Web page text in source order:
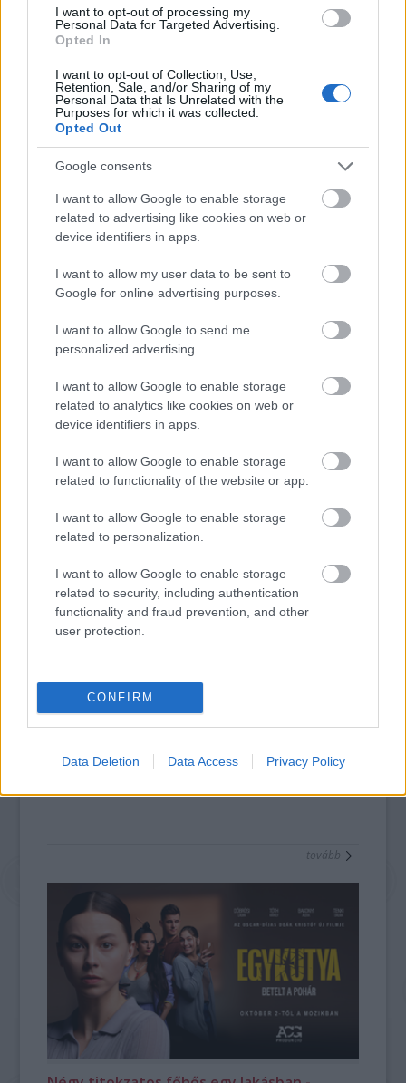
I want to opt-out of processing my
Personal Data for Targeted Advertising.
Opted In
I want to opt-out of Collection, Use,
Retention, Sale, and/or Sharing of my
Personal Data that Is Unrelated with the
Purposes for which it was collected.
Opted Out
Google consents
I want to allow Google to enable storage
related to advertising like cookies on web or
device identifiers in apps.
I want to allow my user data to be sent to
Google for online advertising purposes.
I want to allow Google to send me
personalized advertising.
I want to allow Google to enable storage
related to analytics like cookies on web or
device identifiers in apps.
I want to allow Google to enable storage
related to functionality of the website or app.
I want to allow Google to enable storage
related to personalization.
I want to allow Google to enable storage
related to security, including authentication
functionality and fraud prevention, and other
user protection.
CONFIRM
Data Deletion Data Access Privacy Policy
Batumiban és Las Vegasban is diadalt aratott: a provokatív,
társadalmi kérdéseket boncolgató film összesen hét rangos
tovább
Előzetest kapott az Árva – itt a Saul fia
rendezőjének új filmje
2025. 09. 09.|Kultúrpart
Elkészült a trailer az Oscar-, Golden Globe-, Bafta-díjas és
cannes-i nagydíjas Nemes Jeles László új filmjéhez. Az Árva
magyar mozikba október 23-án, az 1956-os forradalom
tovább
Enyedi Ildikó és Paolo Sorrentino új filmjeit
is díjazták Velencében
Átadták a világ legrégebbi, és egyben egyik legnagyobb
tovább